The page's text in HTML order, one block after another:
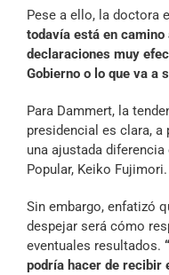
Pese a ello, la doctora
todavía está en camino
declaraciones muy
Gobierno o lo que va a
Para Dammert, la
presidencial es clara,
una ajustada
Popular, Keiko Fujimori.
Sin embargo, enfatizó
despejar será cómo
eventuales resultados.
podría hacer de recibir